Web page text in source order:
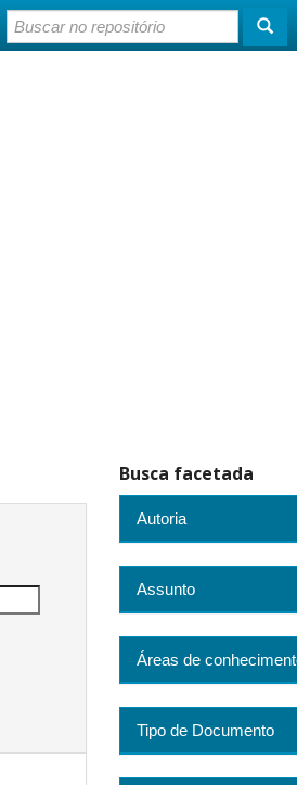
Busca facetada
Autoria
Assunto
Áreas de
Tipo de Documento